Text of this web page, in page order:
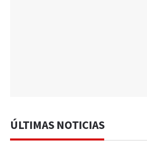
ÚLTIMAS NOTICIAS